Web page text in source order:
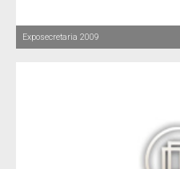
Exposecretaria 2009